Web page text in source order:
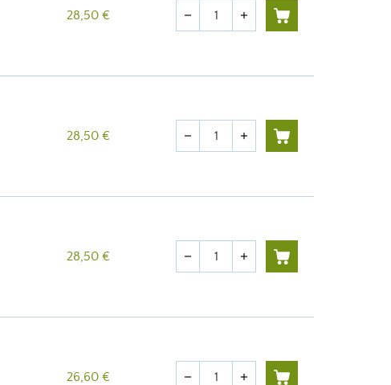
28,50 € Quantité
remove add
28,50 € Quantité
remove add
28,50 € Quantité
remove add
26,60 € Quantité
remove add